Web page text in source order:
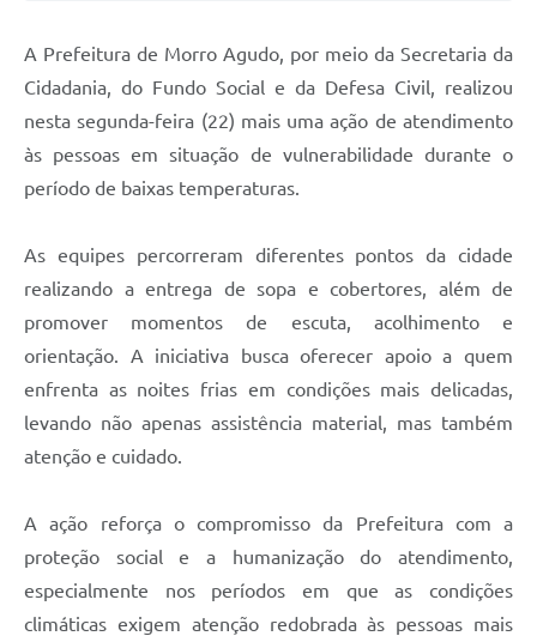
A Prefeitura de Morro Agudo, por meio da Secretaria da
Cidadania, do Fundo Social e da Defesa Civil, realizou
nesta segunda-feira (22) mais uma ação de atendimento
às pessoas em situação de vulnerabilidade durante o
período de baixas temperaturas.
As equipes percorreram diferentes pontos da cidade
realizando a entrega de sopa e cobertores, além de
promover momentos de escuta, acolhimento e
orientação. A iniciativa busca oferecer apoio a quem
enfrenta as noites frias em condições mais delicadas,
levando não apenas assistência material, mas também
atenção e cuidado.
A ação reforça o compromisso da Prefeitura com a
proteção social e a humanização do atendimento,
especialmente nos períodos em que as condições
climáticas exigem atenção redobrada às pessoas mais